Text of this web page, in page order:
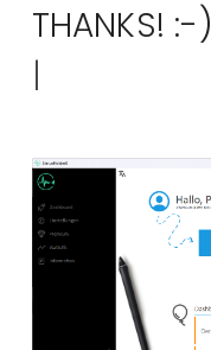
THANKS! :-)
|